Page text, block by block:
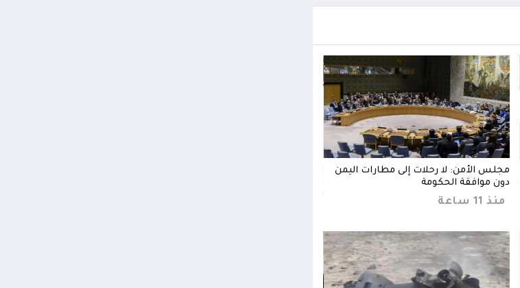
مجلس الأمن: لا رحلات إلى مطارات اليمن
دون موافقة الحكومة
منذ 11 ساعة